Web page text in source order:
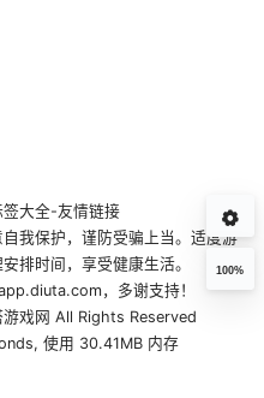
100%
签大全-友情链接
我保护，谨防受骗上当。适度游
排时间，享受健康生活。
，多谢支持！
戏网 All Rights Reserved
使用 30.41MB 内存